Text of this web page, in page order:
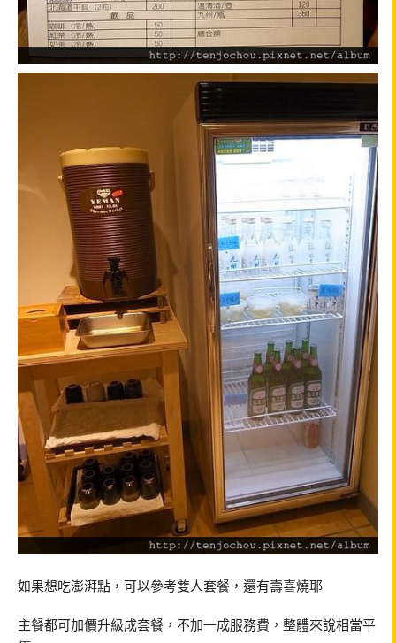
如果想吃澎湃點，可以參考雙人套餐，還有壽喜燒耶
主餐都可加價升級成套餐，不加一成服務費，整體來說相當平